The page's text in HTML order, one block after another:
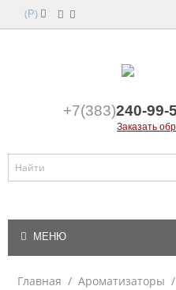
( Р)
+7(383)240-99-
Заказать
МЕНЮ
Главная / Ароматизаторы /